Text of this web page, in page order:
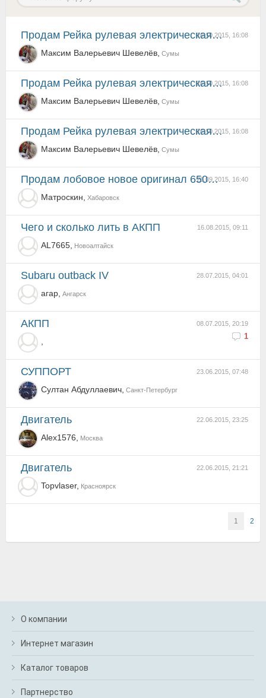
20.10.2015, 16:08
Продам Рейка рулевая электрическая 34110SC030 Subaru Forester
Максим Валерьевич Шевелёв, Сумы
20.10.2015, 16:08
Продам Рейка рулевая электрическая 34110SC030 Subaru Forester
Максим Валерьевич Шевелёв, Сумы
20.10.2015, 16:08
Продам Рейка рулевая электрическая 34110SC030 Subaru Forester
Максим Валерьевич Шевелёв, Сумы
28.09.2015, 16:40
Продам лобовое новое оригинал 65009AJ310NF
Матроскин, Хабаровск
16.08.2015, 09:11
Чего и сколько лить в АКПП
AL7665, Новоалтайск
28.07.2015, 04:01
subaru outback IV
агар, Ангарск
08.07.2015, 20:19
1
АКПП
23.06.2015, 07:48
СУППОРТ
Султан Абдуллаевич, Санкт-Петербург
22.06.2015, 23:25
двигатель
Alex1576, Москва
22.06.2015, 21:21
двигатель
Topvlaser, Красноярск
1 2
О компании
Интернет магазин
Каталог товаров
Партнерство